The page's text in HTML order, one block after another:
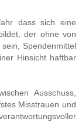
dass sich eine
der ohne von
Spendenmittel
Hinsicht haftbar
Ausschuss,
Misstrauen und